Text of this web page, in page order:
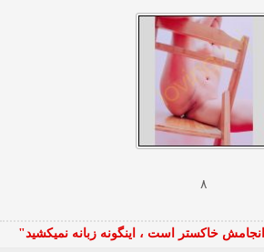
۸
خاكستر است ، اينگونه زبانه نميكشيد"